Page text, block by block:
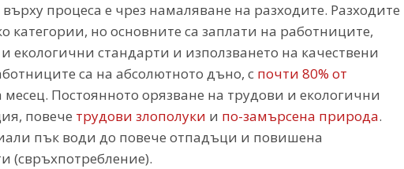
процеса е чрез намаляване на разходите. Разходите
категории, но основните са заплати на работниците,
стандарти и използването на качествени
са на абсолютното дъно, с почти 80% от
месец. Постоянното орязване на трудови и екологични
повече трудови злополуки и по-замърсена природа.
пък води до повече отпадъци и повишена
(свръхпотребление).